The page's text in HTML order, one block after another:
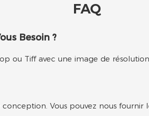
FAQ
Besoin ?
ou Tiff avec une image de
conception. Vous pouvez nous